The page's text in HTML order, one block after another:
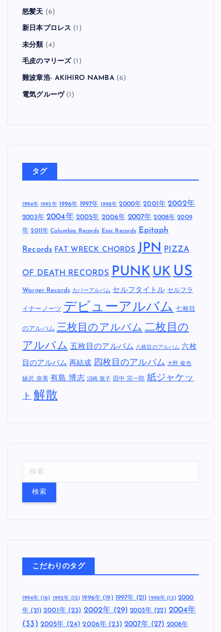
怒髪天 (6)
新日本プロレス (1)
未分類 (4)
毛皮のマリーズ (1)
難波章浩- AKIHIRO NAMBA(6)
電気グルーヴ(1)
タグ
1994年 1995年 1996年 1997年 1998年 2000年 2001年 2002年
2003年 2004年 2005年 2006年 2007年 2008年 2009
年 2011年 Columbia Records Epic Records Epitaph
Records FAT WRECK CHORDS JPN PIZZA
OF DEATH RECORDS PUNK UK US
Warner Records カバーアルバム セルフタイトル セルフラ
イナーノーツ デビューアルバム 七枚目
のアルバム 三枚目のアルバム 二枚目の
アルバム 五枚目のアルバム 八枚目のアルバム 六枚
目のアルバム 再結成 四枚目のアルバム 大野 俊也
妹沢 奈美 有島 博志 沼崎 敦子 田中 宗一郎 紙ジャケッ
ト 解散
こだわりのタグ
1994年(16) 1995年 (15) 1996年(19) 1997年 (21) 1998年 (15) 2000
年 (21) 2001年(23) 2002年 (29) 2003年 (22) 2004年
(33) 2005年 (24) 2006年 (23) 2007年(27) 2008年